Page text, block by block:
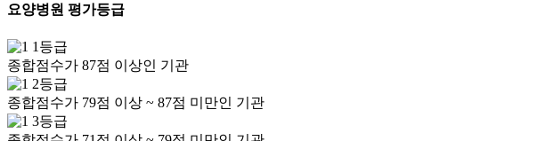
요양병원 평가등급
1등급
종합점수가 87점 이상인 기관
2등급
종합점수가 79점 이상 ~ 87점 미만인 기관
3등급